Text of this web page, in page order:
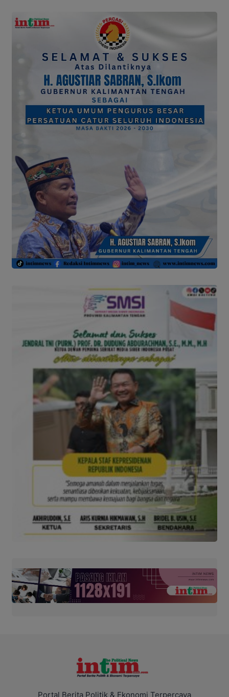
Portal Berita Politik & Ekonomi Terpercaya